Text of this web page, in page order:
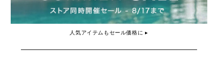
人気アイテムもセール価格に ▸